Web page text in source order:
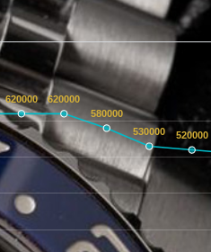
620000 620000
580000
530000 520000